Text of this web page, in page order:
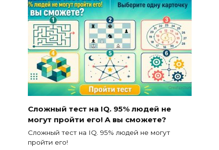
Сложный тест на IQ. 95% людей не
могут пройти его! А вы сможете?
Сложный тест на IQ. 95% людей не могут
пройти его!